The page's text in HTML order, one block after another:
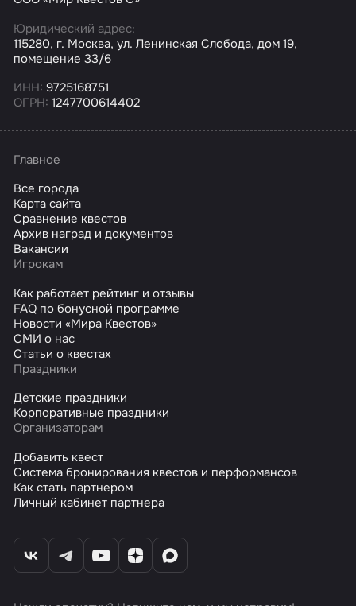
Юридический адрес:
115280, г. Москва, ул. Ленинская Слобода, дом 19,
помещение 33/6
ИНН: 9725168751
ОГРН: 1247700614402
Главное
Все города
Карта сайта
Сравнение квестов
Архив наград и документов
Вакансии
Игрокам
Как работает рейтинг и отзывы
FAQ по бонусной программе
Новости «Мира Квестов»
СМИ о нас
Статьи о квестах
Праздники
Детские праздники
Корпоративные праздники
Организаторам
Добавить квест
Система бронирования квестов и перформансов
Как стать партнером
Личный кабинет партнера